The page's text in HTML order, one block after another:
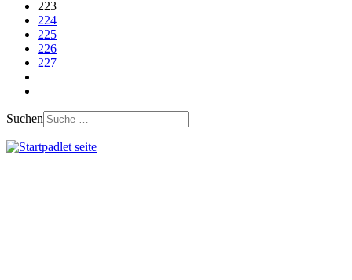
223
224
225
226
227
Suchen